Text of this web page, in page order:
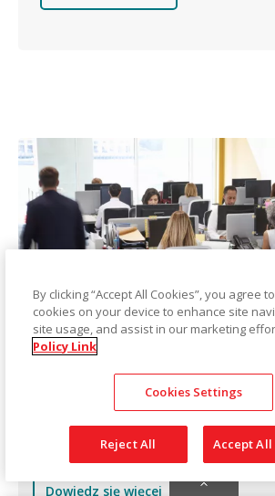
Usługi naprawy i
Zapoznaj się z opcjami
maksymalne wykorzystanie
oprogramowanie.
Dowiedz się więcej
By clicking “Accept All Cookies”, you agree
cookies on your device to enhance site
site usage, and assist in our marketing
Policy Link
Cookies Settings
Reject All Accept All